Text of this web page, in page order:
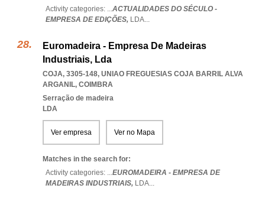
Activity categories: ...ACTUALIDADES DO SÉCULO -
EMPRESA DE EDIÇÕES, LDA...
Euromadeira - Empresa De Madeiras
Industriais, Lda
COJA, 3305-148, UNIAO FREGUESIAS COJA BARRIL ALVA
ARGANIL, COIMBRA
Serração de madeira
LDA
Ver empresa Ver no Mapa
Matches in the search for:
Activity categories: ...EUROMADEIRA - EMPRESA DE
MADEIRAS INDUSTRIAIS, LDA...